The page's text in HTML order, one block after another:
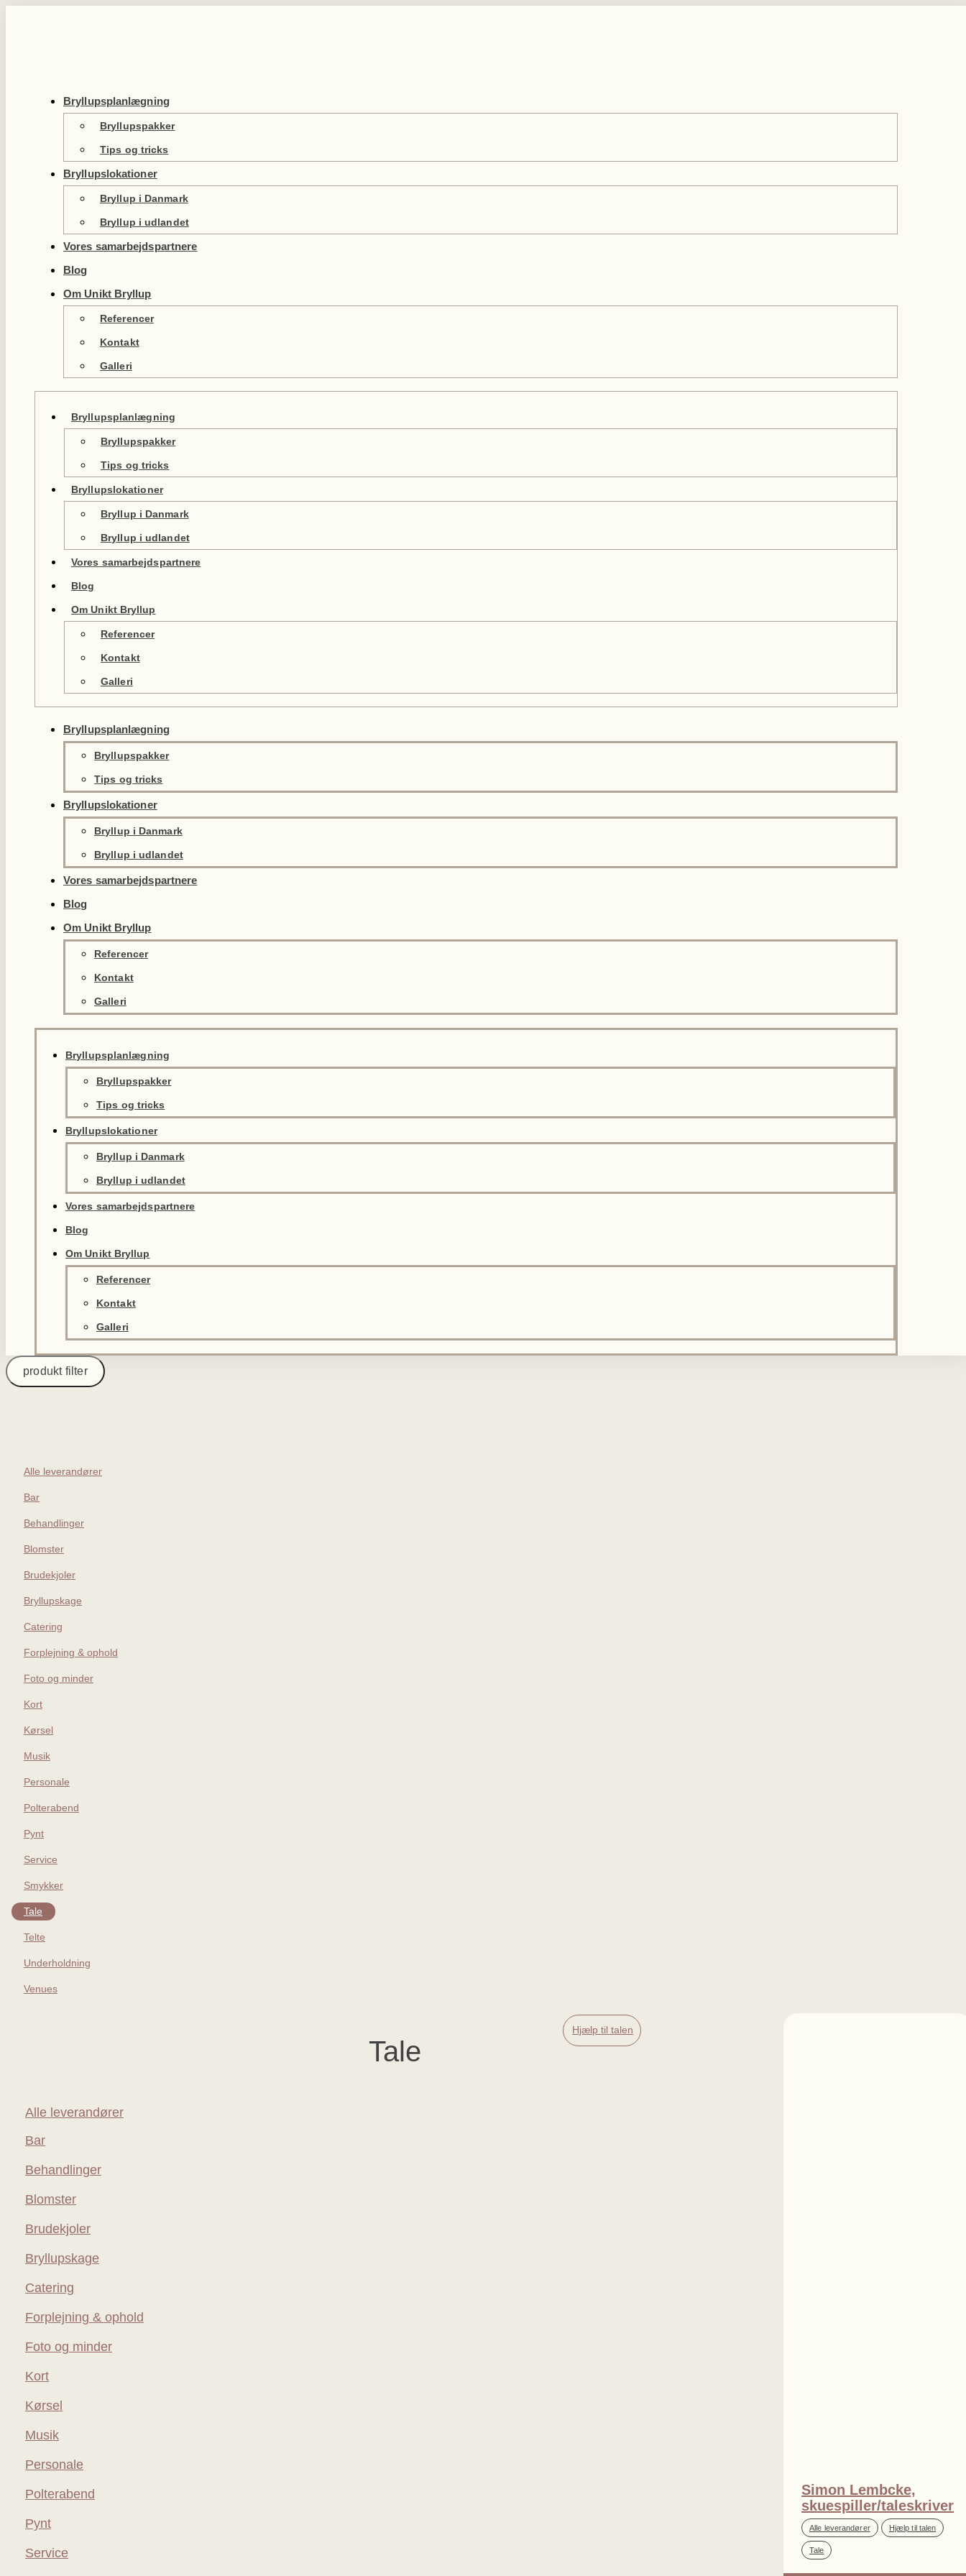
Bryllupsplanlægning
Bryllupspakker
Tips og tricks
Bryllupslokationer
Bryllup i Danmark
Bryllup i udlandet
Vores samarbejdspartnere
Blog
Om Unikt Bryllup
Referencer
Kontakt
Galleri
Bryllupsplanlægning
Bryllupspakker
Tips og tricks
Bryllupslokationer
Bryllup i Danmark
Bryllup i udlandet
Vores samarbejdspartnere
Blog
Om Unikt Bryllup
Referencer
Kontakt
Galleri
Bryllupsplanlægning
Bryllupspakker
Tips og tricks
Bryllupslokationer
Bryllup i Danmark
Bryllup i udlandet
Vores samarbejdspartnere
Blog
Om Unikt Bryllup
Referencer
Kontakt
Galleri
Bryllupsplanlægning
Bryllupspakker
Tips og tricks
Bryllupslokationer
Bryllup i Danmark
Bryllup i udlandet
Vores samarbejdspartnere
Blog
Om Unikt Bryllup
Referencer
Kontakt
Galleri
produkt filter
Alle leverandører
Bar
Behandlinger
Blomster
Brudekjoler
Bryllupskage
Catering
Forplejning & ophold
Foto og minder
Kort
Kørsel
Musik
Personale
Polterabend
Pynt
Service
Smykker
Tale
Telte
Underholdning
Venues
Alle leverandører
Bar
Behandlinger
Blomster
Brudekjoler
Bryllupskage
Catering
Forplejning & ophold
Foto og minder
Kort
Kørsel
Musik
Personale
Polterabend
Pynt
Service
Tale
Hjælp til talen
Simon Lembcke,
skuespiller/taleskriver
Alle leverandører , Hjælp til talen
Tale